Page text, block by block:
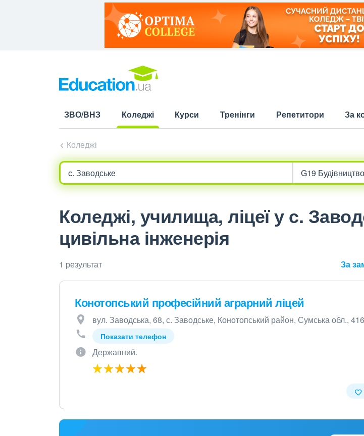
ЗВО/ВНЗ
Коледжі
Курси Тренінги Репетитори За
Коледжі
Коледжі, училища, ліцеї у с.
цивільна інженерія
1 результат За
Конотопський професійний аграрний ліцей
вул. Заводська, 68, с. Заводське, Конотопський район, Сумська обл.,
Показати телефон
Державний.